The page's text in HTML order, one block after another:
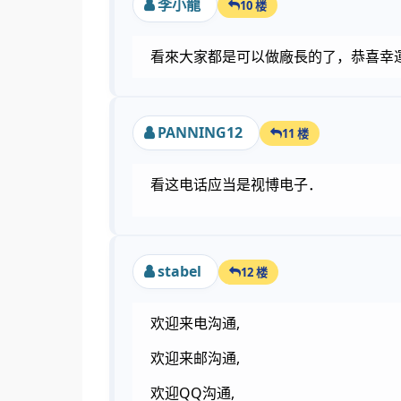
李小龍 10 楼
看來大家都是可以做廠長的了，恭喜幸
PANNING12 11 楼
看这电话应当是视博电子．
stabel 12 楼
欢迎来电沟通,
欢迎来邮沟通,
欢迎QQ沟通,